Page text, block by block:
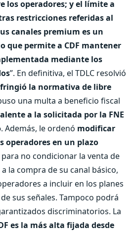
los operadores; y el límite a
restricciones referidas al
canales premium es un
que permite a CDF mantener
mediante los
”. En definitiva, el TDLC resolvió
la normativa de libre
una multa a beneficio fiscal
a la solicitada por la FNE
. Además, le ordenó modificar
operadores en un plazo
para no condicionar la venta de
la compra de su canal básico,
a incluir en los planes
sus señales. Tampoco podrá
discriminatorios. La
es la más alta fijada desde